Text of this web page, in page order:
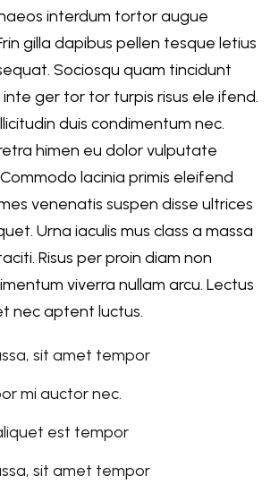
interdum tortor augue
gilla dapibus pellen tesque letius
Sociosqu quam tincidunt
ger tor tor turpis risus ele ifend.
duis condimentum nec.
himen eu dolor vulputate
lacinia primis eleifend
venenatis suspen disse ultrices
Urna iaculis mus class a massa
Risus per proin diam non
viverra nullam arcu. Lectus
nec aptent luctus.
sit amet tempor
mi auctor nec.
est tempor
sit amet tempor